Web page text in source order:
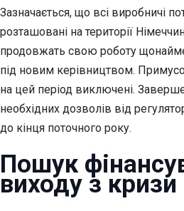
Зазначається, що всі виробничі
розташовані на території
продовжать свою роботу
під новим керівництвом.
на цей період виключені.
необхідних дозволів від
до кінця поточного року.
Пошук
виходу з кризи